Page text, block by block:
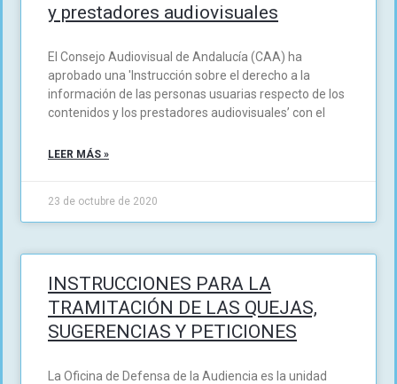
y prestadores audiovisuales
El Consejo Audiovisual de Andalucía (CAA) ha
aprobado una 'Instrucción sobre el derecho a la
información de las personas usuarias respecto de los
contenidos y los prestadores audiovisuales’ con el
LEER MÁS »
23 de octubre de 2020
INSTRUCCIONES PARA LA
TRAMITACIÓN DE LAS QUEJAS,
SUGERENCIAS Y PETICIONES
La Oficina de Defensa de la Audiencia es la unidad